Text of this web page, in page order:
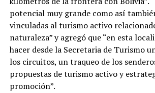
potencial muy grande como así
vinculadas al turismo activo
naturaleza” y agregó que “en esta
hacer desde la Secretaria de Turismo
los circuitos, un traqueo de los
propuestas de turismo activo y
promoción”.